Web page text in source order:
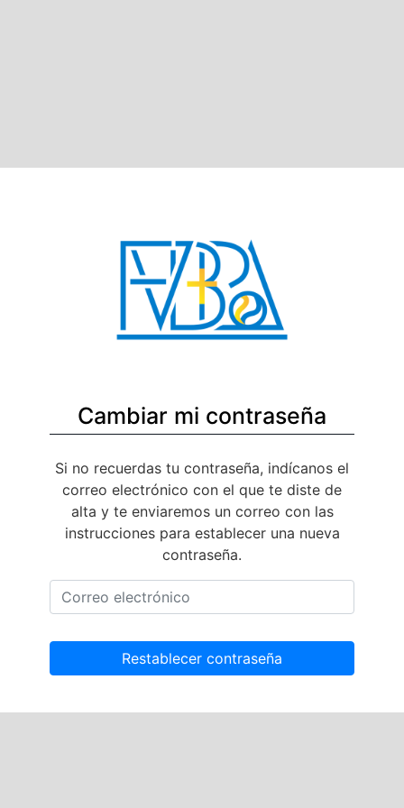
Cambiar mi contraseña
Si no recuerdas tu contraseña, indícanos el
correo electrónico con el que te diste de
alta y te enviaremos un correo con las
instrucciones para establecer una nueva
contraseña.